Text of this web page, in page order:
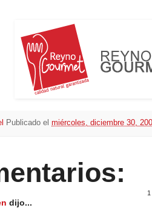
Publicado el miércoles, diciembre 30,
dijo...